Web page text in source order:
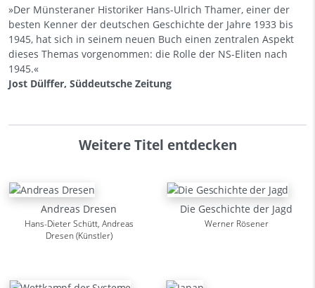
»Der Münsteraner Historiker Hans-Ulrich Thamer, einer der
besten Kenner der deutschen Geschichte der Jahre 1933 bis
1945, hat sich in seinem neuen Buch einen zentralen Aspekt
dieses Themas vorgenommen: die Rolle der NS-Eliten nach
1945.«
Jost Dülffer, Süddeutsche Zeitung
Weitere Titel entdecken
Andreas Dresen
Hans-Dieter Schütt, Andreas
Dresen (Künstler)
Die Geschichte der Jagd
Werner Rösener